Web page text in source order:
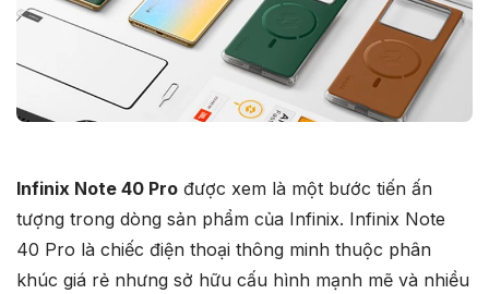
Infinix Note 40 Pro được xem là một bước tiến ấn
tượng trong dòng sản phẩm của Infinix. Infinix Note
40 Pro là chiếc điện thoại thông minh thuộc phân
khúc giá rẻ nhưng sở hữu cấu hình mạnh mẽ và nhiều